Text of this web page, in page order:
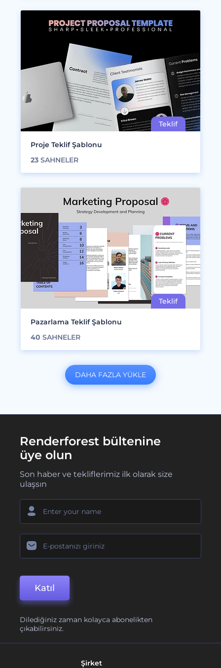
Proje Teklif Şablonu
23 SAHNELER
Pazarlama Teklif Şablonu
40 SAHNELER
DAHA FAZLA YÜKLE
Renderforest bültenine
üye olun
Son haber ve tekliflerimiz ilk olarak size
ulaşsın
Katıl
Dilediğiniz zaman kolayca abonelikten
çıkabilirsiniz.
Şirket